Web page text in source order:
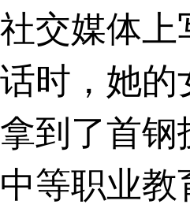
社交媒体上
话时，她的
拿到了首
中等职业教